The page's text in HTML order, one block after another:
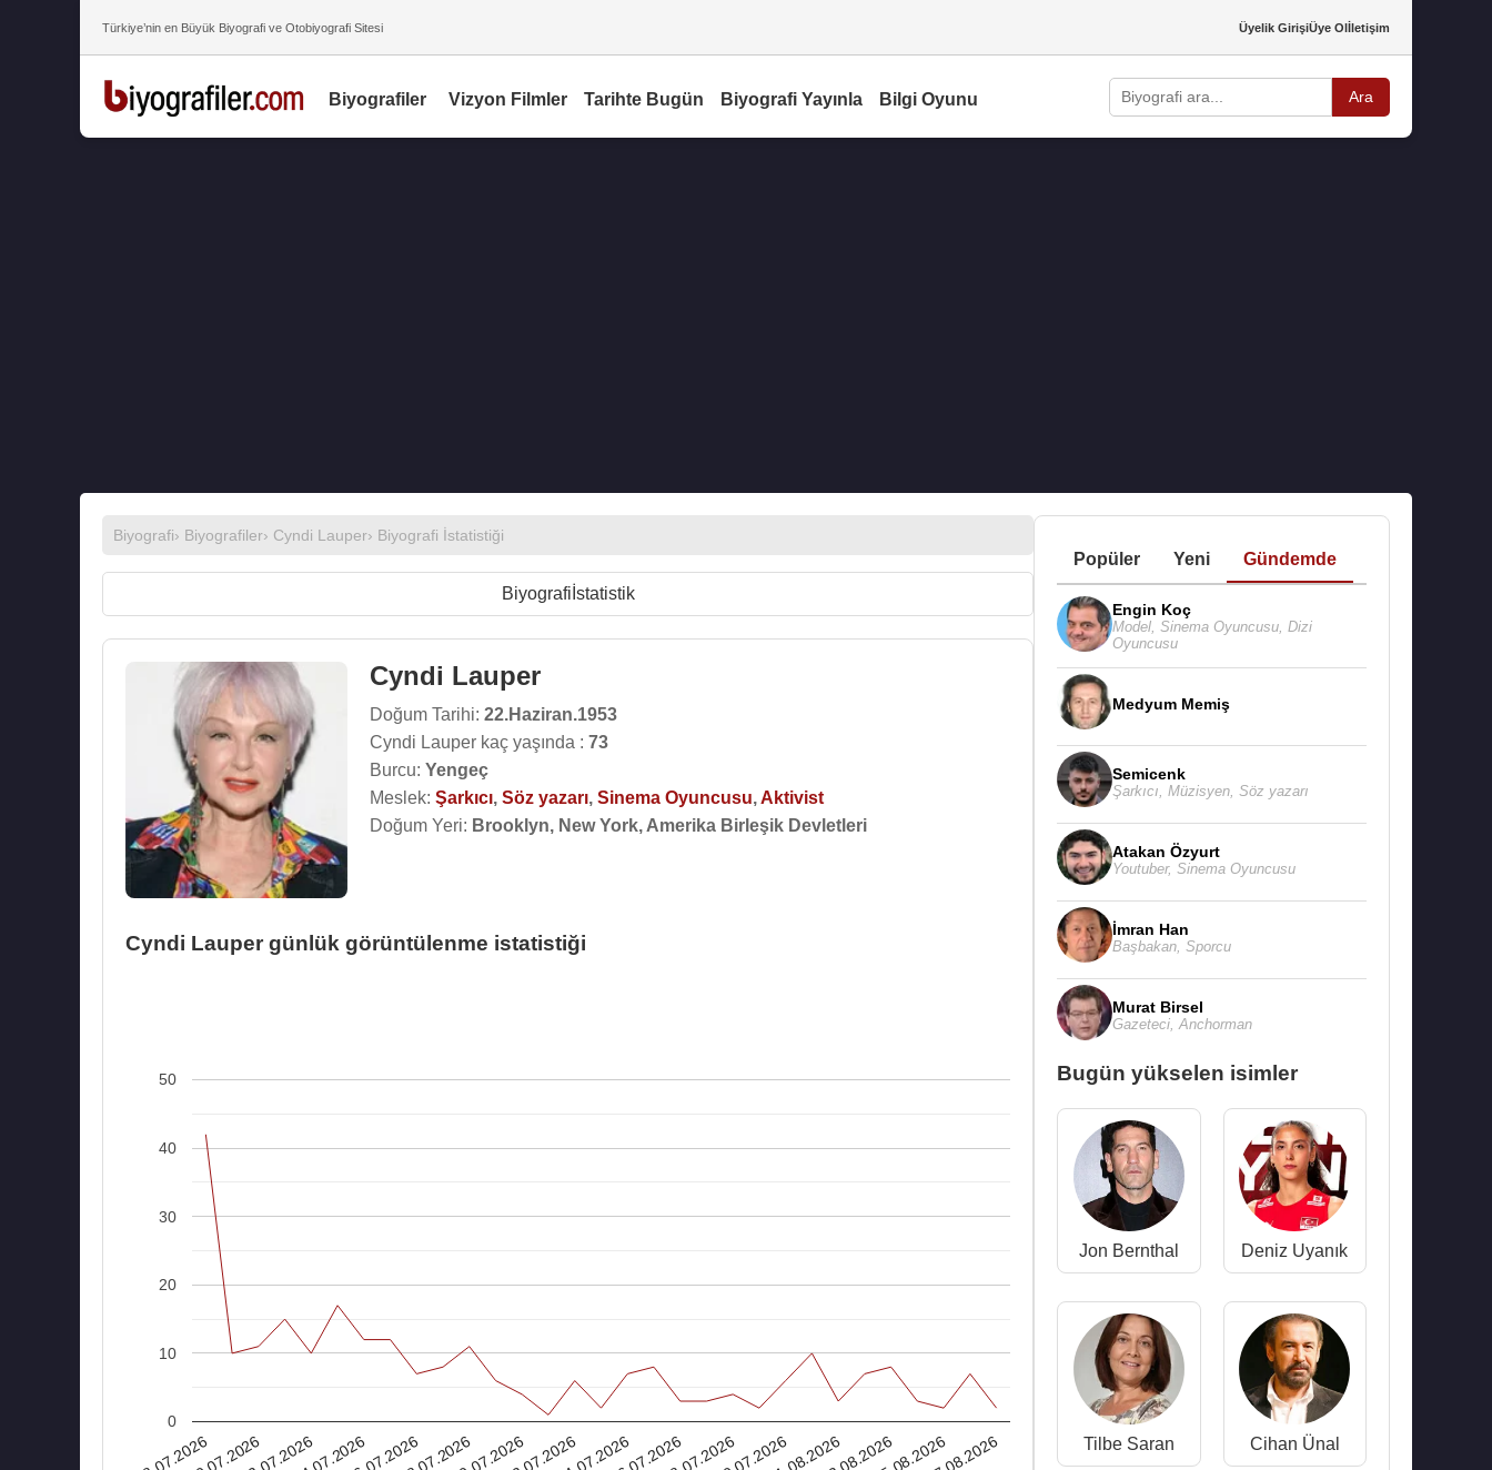
Türkiye’nin en Büyük Biyografi ve Otobiyografi Sitesi Üyelik GirişiÜye Olİletişim
Biyografiler Vizyon Filmler Tarihte Bugün Biyografi Yayınla Bilgi Oyunu Ara
Biyografi› Biyografiler› Cyndi Lauper› Biyografi İstatistiği
Biyografi İstatistik
Cyndi Lauper
Doğum Tarihi: 22.Haziran.1953
Cyndi Lauper kaç yaşında : 73
Burcu: Yengeç
Meslek: Şarkıcı, Söz yazarı, Sinema Oyuncusu,Aktivist
Doğum Yeri: Brooklyn, New York, Amerika Birleşik Devletleri
Cyndi Lauper günlük görüntülenme istatistiği
0
10
20
30
40
50
Popüler Yeni Gündemde
Engin Koç
Model, Sinema Oyuncusu, Dizi
Oyuncusu
Medyum Memiş
Semicenk
Şarkıcı Müzisyen Söz yazarı
Atakan Özyurt
Youtuber, Sinema Oyuncusu
İmran Han
Başbakan Sporcu
Murat Birsel
Gazeteci Anchorman
Bugün yükselen isimler
Jon Bernthal Deniz Uyanık
Tilbe Saran Cihan Ünal